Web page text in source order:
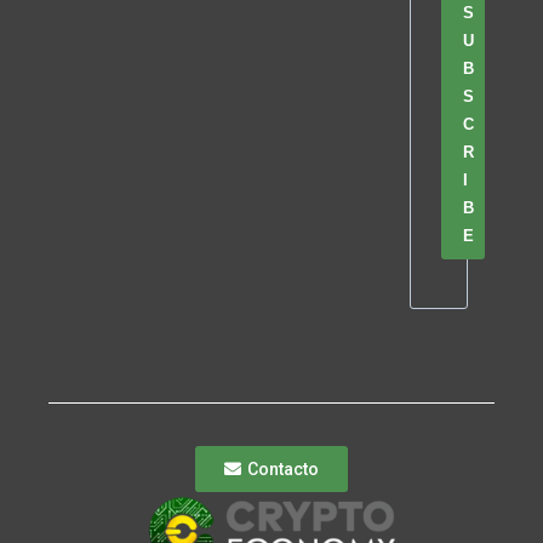
S
U
B
S
C
R
I
B
E
Contacto